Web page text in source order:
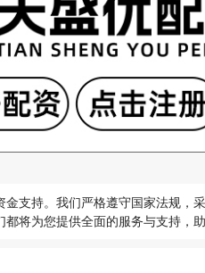
支持。我们严格遵守国家法规，
将为您提供全面的服务与支持，